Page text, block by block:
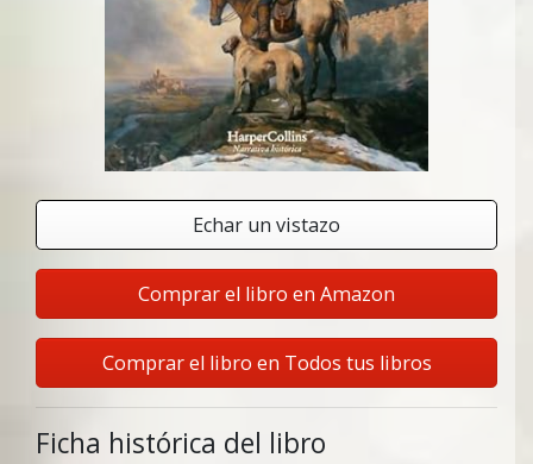
Echar un vistazo
Comprar el libro en Amazon
Comprar el libro en Todos tus libros
Ficha histórica del libro